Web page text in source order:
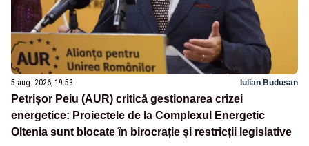
5 aug. 2026, 19:53 Iulian Budusan
Petrișor Peiu (AUR) critică gestionarea crizei
energetice: Proiectele de la Complexul Energetic
Oltenia sunt blocate în birocrație și restricții legislative